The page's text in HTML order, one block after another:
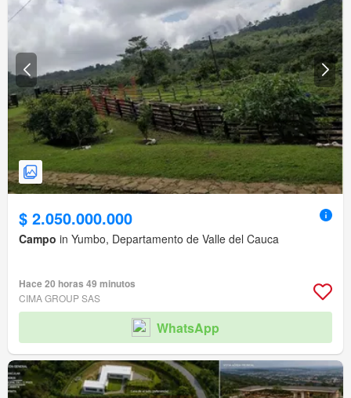
$ 2.050.000.000
Campo in Yumbo, Departamento de Valle del Cauca
Hace 20 horas 49 minutos
CIMA GROUP SAS
WhatsApp